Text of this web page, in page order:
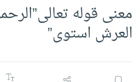
معنى قوله
العرش استوى”